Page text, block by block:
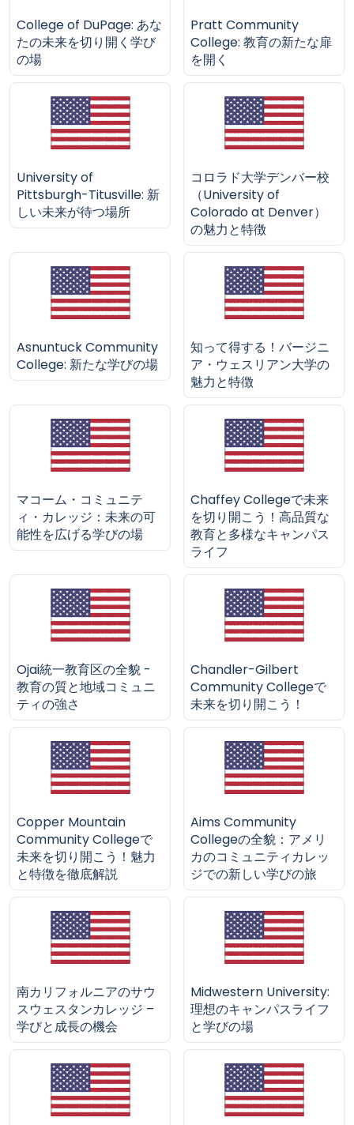
College of DuPage: あな
たの未来を切り開く学び
の場
Pratt Community
College: 教育の新たな扉
を開く
University of
Pittsburgh-Titusville: 新
しい未来が待つ場所
コロラド大学デンバー校
（University of
Colorado at Denver）
の魅力と特徴
Asnuntuck Community
College: 新たな学びの場
知って得する！バージニ
ア・ウェスリアン大学の
魅力と特徴
マコーム・コミュニテ
ィ・カレッジ：未来の可
能性を広げる学びの場
Chaffey Collegeで未来
を切り開こう！高品質な
教育と多様なキャンパス
ライフ
Ojai統一教育区の全貌 -
教育の質と地域コミュニ
ティの強さ
Chandler-Gilbert
Community Collegeで
未来を切り開こう！
Copper Mountain
Community Collegeで
未来を切り開こう！魅力
と特徴を徹底解説
Aims Community
Collegeの全貌：アメリ
カのコミュニティカレッ
ジでの新しい学びの旅
南カリフォルニアのサウ
スウェスタンカレッジ –
学びと成長の機会
Midwestern University:
理想のキャンパスライフ
と学びの場